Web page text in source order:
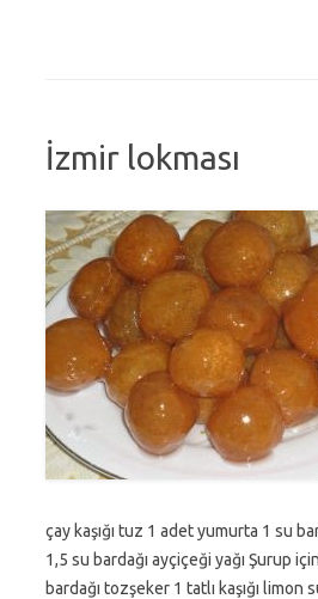
İzmir lokması
çay kaşığı tuz 1 adet yumurta 1 su
1,5 su bardağı ayçiçeği yağı Şurup
bardağı tozşeker 1 tatlı kaşığı limon